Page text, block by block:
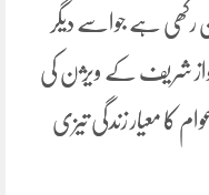
رکھی ہے جواسے دیگر
شریف کے ویژن کی
کا معیار زندگی تیزی